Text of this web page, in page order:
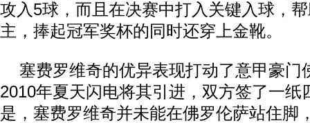
攻入5球，而且在决赛中打入关键入球，
主，捧起冠军奖杯的同时还穿上金靴。
塞费罗维奇的优异表现打动了意甲豪门
2010年夏天闪电将其引进，双方签了一纸
是，塞费罗维奇并未能在佛罗伦萨站住脚